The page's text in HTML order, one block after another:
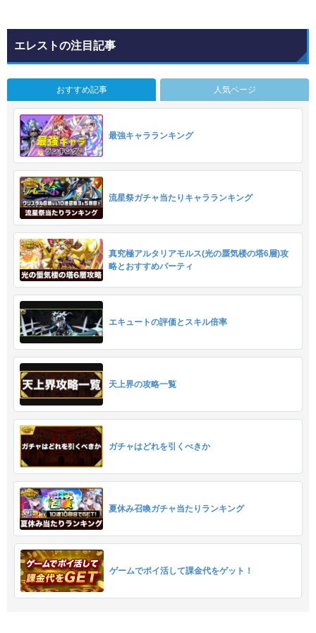
エレストの注目記事
おすすめ記事 人気ページ
最強キャラランキング
流星祭ガチャ当たりキャラランキング
真究極アルタリアモルス(光の蜃気楼の塔6層)攻
略とおすすめパーティ
エキュートの評価とスキル倍率
天上界の攻略一覧
ガチャはどれを引くべきか
夏休み召喚ガチャ当たりランキング
ゲームでポイ活して課金代をゲット！